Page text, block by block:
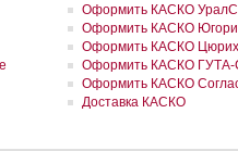
области застраховал 2
трех четвертей убытков,
трех четвертей убытков,
Оформить КАСКО
Оформить КАСКО
Оформить КАСКО Цюрих
Оформить КАСКО ГУТА-
Оформить КАСКО
Доставка КАСКО